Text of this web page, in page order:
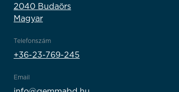
2040 Budaörs
Magyar
Telefonszám
+36-23-769-245
Email